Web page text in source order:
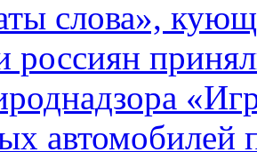
слова»,
россиян
автомобилей